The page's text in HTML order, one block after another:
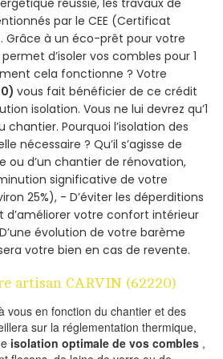
par le CEE (Certificat
Grâce à un éco-prêt pour votre
d’isoler vos combles pour 1
cela fonctionne ? Votre
vous fait bénéficier de ce crédit
isolation. Vous ne lui devrez qu’1
chantier. Pourquoi l’isolation des
nécessaire ? Qu’il s’agisse de
ou d’un chantier de rénovation,
significative de votre
25%), - D’éviter les déperditions
d’améliorer votre confort intérieur
évolution de votre barème
votre bien en cas de revente.
artisan CARVIN (62220)
vous en fonction du chantier et des
sur la réglementation thermique,
isolation optimale de vos combles ,